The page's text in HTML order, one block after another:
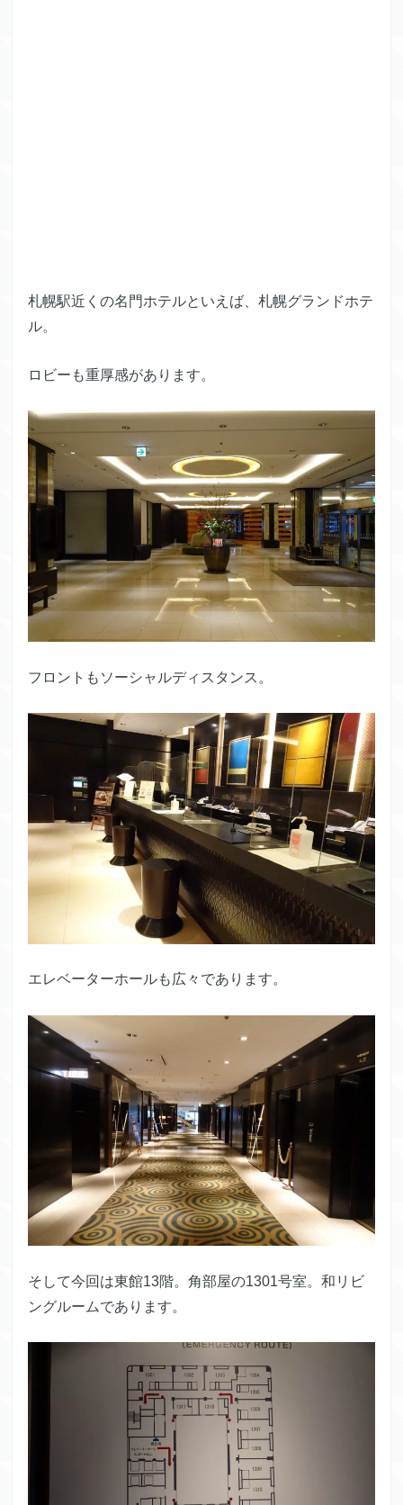
札幌駅近くの名門ホテルといえば、札幌グランドホテ
ル。
ロビーも重厚感があります。
フロントもソーシャルディスタンス。
エレベーターホールも広々であります。
そして今回は東館13階。角部屋の1301号室。和リビ
ングルームであります。